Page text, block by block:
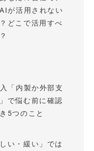
が活用されない
どこで活用すべ
「内製か外部支
で悩む前に確認
5つのこと
しい・緩い」では